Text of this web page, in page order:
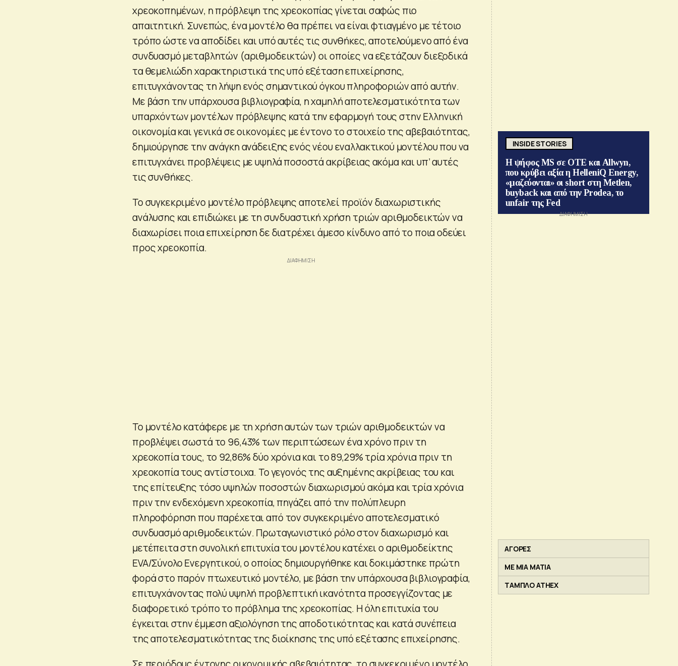
χρεοκοπημένων, η πρόβλεψη της χρεοκοπίας γίνεται σαφώς πιο
απαιτητική. Συνεπώς, ένα μοντέλο θα πρέπει να είναι φτιαγμένο με τέτοιο
τρόπο ώστε να αποδίδει και υπό αυτές τις συνθήκες, αποτελούμενο από ένα
συνδυασμό μεταβλητών (αριθμοδεικτών) οι οποίες να εξετάζουν διεξοδικά
τα θεμελιώδη χαρακτηριστικά της υπό εξέταση επιχείρησης,
επιτυγχάνοντας τη λήψη ενός σημαντικού όγκου πληροφοριών από αυτήν.
Με βάση την υπάρχουσα βιβλιογραφία, η χαμηλή αποτελεσματικότητα των
υπαρχόντων μοντέλων πρόβλεψης κατά την εφαρμογή τους στην Ελληνική
οικονομία και γενικά σε οικονομίες με έντονο το στοιχείο της αβεβαιότητας,
δημιούργησε την ανάγκη ανάδειξης ενός νέου εναλλακτικού μοντέλου που να
επιτυγχάνει προβλέψεις με υψηλά ποσοστά ακρίβειας ακόμα και υπ’ αυτές
τις συνθήκες.
Το συγκεκριμένο μοντέλο πρόβλεψης αποτελεί προϊόν διαχωριστικής
ανάλυσης και επιδιώκει με τη συνδυαστική χρήση τριών αριθμοδεικτών να
διαχωρίσει ποια επιχείρηση δε διατρέχει άμεσο κίνδυνο από το ποια οδεύει
προς χρεοκοπία.
Το μοντέλο κατάφερε με τη χρήση αυτών των τριών αριθμοδεικτών να
προβλέψει σωστά το 96,43% των περιπτώσεων ένα χρόνο πριν τη
χρεοκοπία τους, το 92,86% δύο χρόνια και το 89,29% τρία χρόνια πριν τη
χρεοκοπία τους αντίστοιχα. Το γεγονός της αυξημένης ακρίβειας του και
της επίτευξης τόσο υψηλών ποσοστών διαχωρισμού ακόμα και τρία χρόνια
πριν την ενδεχόμενη χρεοκοπία, πηγάζει από την πολύπλευρη
πληροφόρηση που παρέχεται από τον συγκεκριμένο αποτελεσματικό
συνδυασμό αριθμοδεικτών. Πρωταγωνιστικό ρόλο στον διαχωρισμό και
μετέπειτα στη συνολική επιτυχία του μοντέλου κατέχει ο αριθμοδείκτης
EVA/Σύνολο Ενεργητικού, ο οποίος δημιουργήθηκε και δοκιμάστηκε πρώτη
φορά στο παρόν πτωχευτικό μοντέλο, με βάση την υπάρχουσα βιβλιογραφία,
επιτυγχάνοντας πολύ υψηλή προβλεπτική ικανότητα προσεγγίζοντας με
διαφορετικό τρόπο το πρόβλημα της χρεοκοπίας. Η όλη επιτυχία του
έγκειται στην έμμεση αξιολόγηση της αποδοτικότητας και κατά συνέπεια
της αποτελεσματικότητας της διοίκησης της υπό εξέτασης επιχείρησης.
INSIDE STORIES
Η ψήφος MS σε ΟΤΕ και Allwyn,
που κρύβει αξία η HelleniQ Energy,
«μαζεύονται» οι short στη Metlen,
buyback και από την Prodea, το
unfair της Fed
ΑΓΟΡΕΣ
ΜΕ ΜΙΑ ΜΑΤΙΑ
ΤΑΜΠΛΟ ATHEX